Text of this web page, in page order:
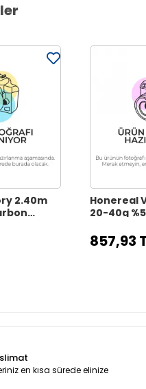
2.40m
Honereal
20-40g
857,93
en kısa sürede elinize